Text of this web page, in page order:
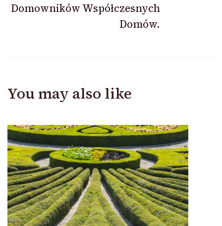
Domowników Współczesnych
Domów.
You may also like